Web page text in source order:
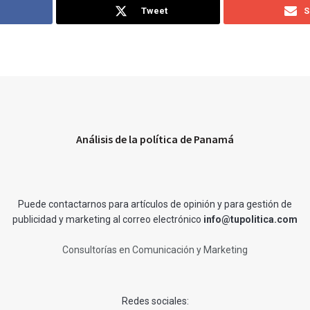
Tweet
Análisis de la política de Panamá
Puede contactarnos para artículos de opinión y para gestión de
publicidad y marketing al correo electrónico info@tupolitica.com
Consultorías en Comunicación y Marketing
Redes sociales: